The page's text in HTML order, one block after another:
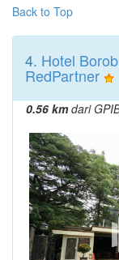
Back to Top
4. Hotel
RedPartner
0.56 kmdari